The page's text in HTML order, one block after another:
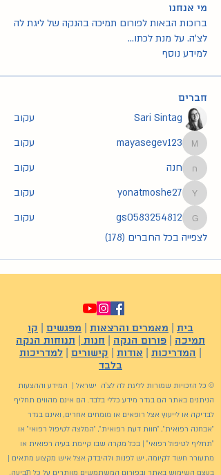
מי אנחנו
ברוכות הבאות לפורום תמיכה בהנקה של ליגת לה
לצ'ה. על מנת לכתו...
למידע נוסף
חברים
Sari Sintag עקוב
mayasegev123
mayasegev123 עקוב
חנהחנה עקוב
yonatmoshe27
yonatmoshe27 עקוב
gs0583254812
gs0583254812
עקוב
לצפייה בכל החברים (178)
בית מאמרים והרצאות מפגשים
קו
תמיכה
פורום הנקה חנות
תנוחות הנקה
המדריכות אודות קישורים
למדריכות
בלבד
© כל הזכויות שמורות לליגת לה לצ'ה ישראל | המידע וההצעות
הניתנים באתר הם בגדר מידע כללי בלבד. הם אינם מהווים תחליף
לבדיקה או לייעוץ אצל רופאים או מומחים אחרים, ואינם בגדר
"אבחנה רפואית", "חוות דעת רפואית", "המלצה לטיפול רפואי" או
"תחליף לטיפול רפואי" | בכל מקרה שבו קיימת בעיה רפואית או
מתעורר חשד לקיומה, יש לפנות ולהיבדק אצל איש מקצוע מתאים |
בעצם השימוש באתר ובפורום המשתמשים מוותרים על כל תביעה,